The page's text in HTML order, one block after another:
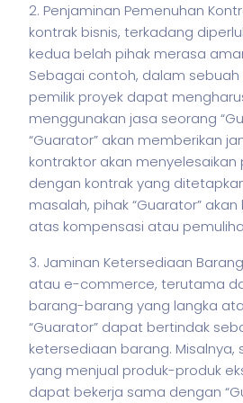
2. Penjaminan Pemenuhan
kontrak bisnis, terkadang
kedua belah pihak merasa
Sebagai contoh, dalam sebuah
pemilik proyek dapat
menggunakan jasa seorang
“Guarator” akan memberikan
kontraktor akan menyelesaikan
dengan kontrak yang
masalah, pihak “Guarator”
atas kompensasi atau
3. Jaminan Ketersediaan
atau e-commerce, terutama
barang-barang yang langka
“Guarator” dapat bertindak
ketersediaan barang. Misalnya,
yang menjual produk-produk
dapat bekerja sama dengan